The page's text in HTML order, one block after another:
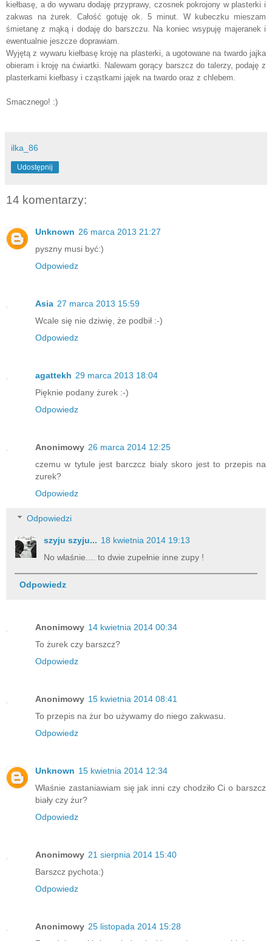
kiełbasę, a do wywaru dodaję przyprawy, czosnek pokrojony w plasterki i
zakwas na żurek. Całość gotuję ok. 5 minut. W kubeczku mieszam
śmietanę z mąką i dodaję do barszczu. Na koniec wsypuję majeranek i
ewentualnie jeszcze doprawiam.
Wyjętą z wywaru kiełbasę kroję na plasterki, a ugotowane na twardo jajka
obieram i kroję na ćwiartki. Nalewam gorący barszcz do talerzy, podaję z
plasterkami kiełbasy i cząstkami jajek na twardo oraz z chlebem.
Smacznego! :)
ilka_86
Udostępnij
14 komentarzy:
Unknown 26 marca 2013 21:27
pyszny musi być:)
Odpowiedz
Asia 27 marca 2013 15:59
Wcale się nie dziwię, że podbił :-)
Odpowiedz
agattekh 29 marca 2013 18:04
Pięknie podany żurek :-)
Odpowiedz
Anonimowy 26 marca 2014 12:25
czemu w tytule jest barczcz bialy skoro jest to przepis na
zurek?
Odpowiedz
Odpowiedzi
szyju szyju... 18 kwietnia 2014 19:13
No właśnie.... to dwie zupełnie inne zupy !
Odpowiedz
Anonimowy 14 kwietnia 2014 00:34
To żurek czy barszcz?
Odpowiedz
Anonimowy 15 kwietnia 2014 08:41
To przepis na żur bo używamy do niego zakwasu.
Odpowiedz
Unknown 15 kwietnia 2014 12:34
Właśnie zastaniawiam się jak inni czy chodziło Ci o barszcz
biały czy żur?
Odpowiedz
Anonimowy 21 sierpnia 2014 15:40
Barszcz pychota:)
Odpowiedz
Anonimowy 25 listopada 2014 15:28